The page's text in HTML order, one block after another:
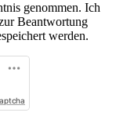
genommen. Ich
Beantwortung
werden.